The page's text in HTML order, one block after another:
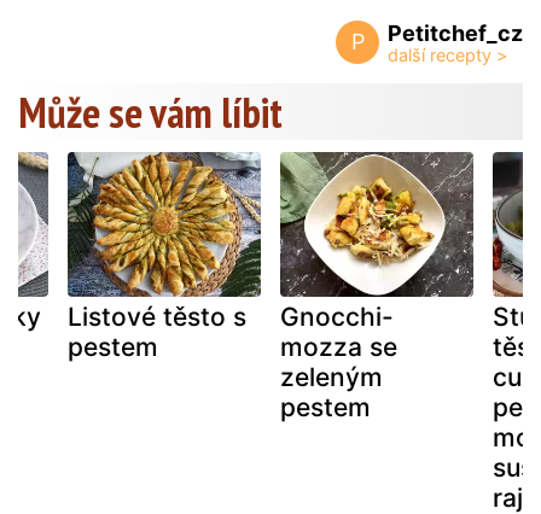
P Petitchef_cz
Může se vám líbit
Listové těsto s
pestem
Gnocchi-
mozza se
zeleným
pestem